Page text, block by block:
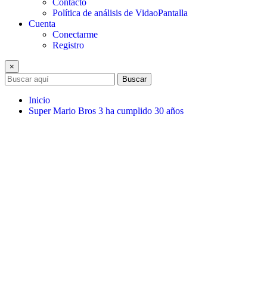
Contacto
Política de análisis de VidaoPantalla
Cuenta
Conectarme
Registro
×
Buscar
Inicio
Super Mario Bros 3 ha cumplido 30 años